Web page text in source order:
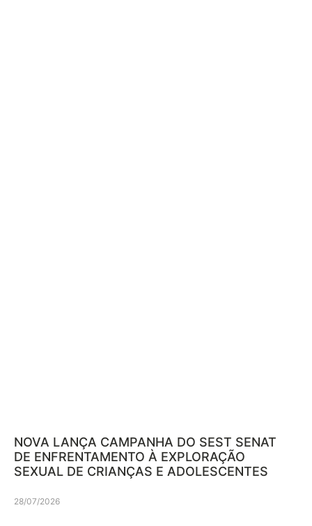
NOVA LANÇA CAMPANHA DO SEST SENAT
DE ENFRENTAMENTO À EXPLORAÇÃO
SEXUAL DE CRIANÇAS E ADOLESCENTES
28/07/2026